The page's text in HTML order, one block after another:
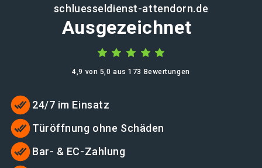
schluesseldienst-attendorn.de
Ausgezeichnet
4,9 von 5,0 aus 173 Bewertungen
24/7 im Einsatz
Türöffnung ohne Schäden
Bar- & EC-Zahlung